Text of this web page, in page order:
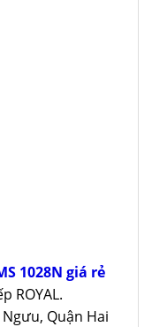
1028N giá rẻ
ROYAL.
Quận Hai